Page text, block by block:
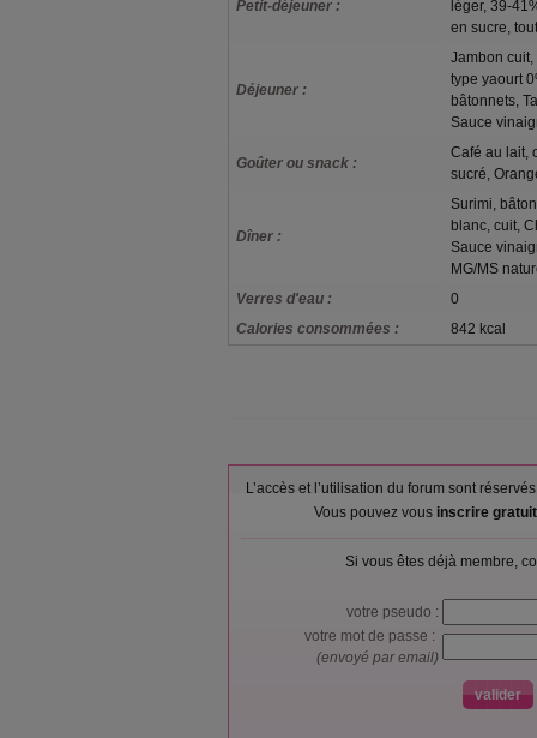
Petit-déjeuner :
léger, 39-
en sucre,
Déjeuner :
Jambon
type yaourt
bâtonnets,
Sauce
Goûter ou snack :
Café au lait,
sucré,
Dîner :
Surimi,
blanc, cuit,
Sauce
MG/MS
Verres d'eau :
0
Calories consommées :
842 kcal
L’accès et l’utilisation du forum sont
Vous pouvez vous inscrire
Si vous êtes déjà membre,
votre pseudo :
votre mot de passe :
(envoyé par email)